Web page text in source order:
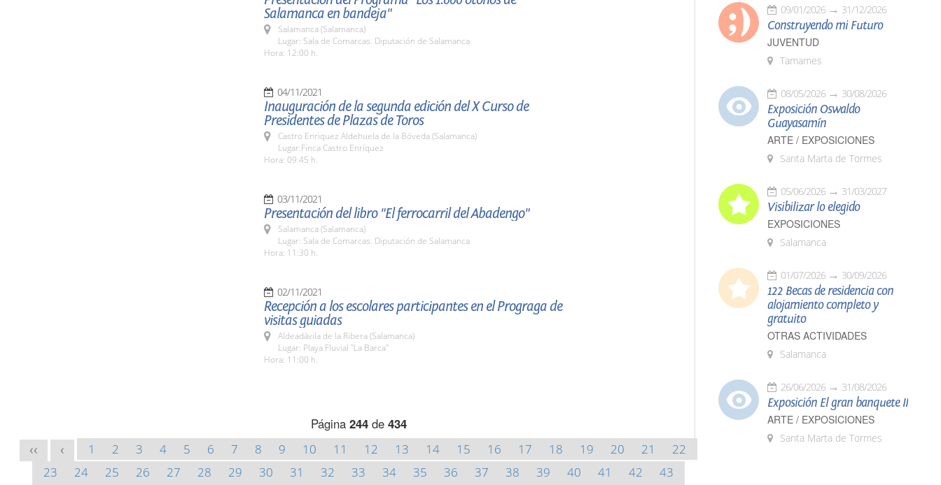
Salamanca en bandeja"
Salamanca (Salamanca)
Lugar: Sala de Comarcas. Diputación de Salamanca
Hora: 12:00 h.
04/11/2021
Inauguración de la segunda edición del X Curso de
Presidentes de Plazas de Toros
Castro Enriquez Aldehuela de la Bóveda (Salamanca)
Lugar:Finca Castro Enríquez
Hora: 09:45 h.
03/11/2021
Presentación del libro "El ferrocarril del Abadengo"
Salamanca (Salamanca)
Lugar: Sala de Comarcas. Diputación de Salamanca
Hora: 11:30 h.
02/11/2021
Recepción a los escolares participantes en el Prograga de
visitas guiadas
Aldeadávila de la Ribera (Salamanca)
Lugar: Playa Fluvial "La Barca"
Hora: 11:00 h.
Página 244de 434
<< < 1 2 3 4 5 6 7 8 9 10 11 12 13 14 15 16 17 18 19 20 21
22
23
24 25 26 27 28 29 30 31 32 33 34 35 36 37 38 39 40 41 42
43
09/01/2026 31/12/2026
Construyendo mi Futuro
JUVENTUD
Tamames
08/05/2026 30/08/2026
Exposición Oswaldo
Guayasamín
ARTE / EXPOSICIONES
Santa Marta de Tormes
05/06/2026 31/03/2027
Visibilizar lo elegido
EXPOSICIONES
Salamanca
01/07/2026 30/09/2026
122 Becas de residencia con
alojamiento completo y
gratuito
OTRAS ACTIVIDADES
Salamanca
26/06/2026 31/08/2026
Exposición El gran banquete II
ARTE / EXPOSICIONES
Santa Marta de Tormes